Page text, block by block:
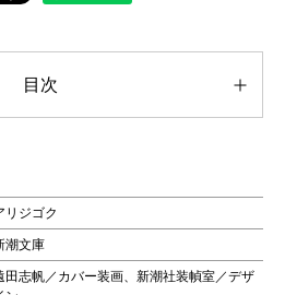
目次
リジゴク
潮文庫
田志帆／カバー装画、新潮社装幀室／デザ